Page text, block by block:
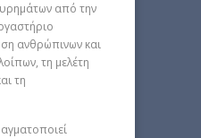
από την
ανθρώπινων και
τη μελέτη
τη